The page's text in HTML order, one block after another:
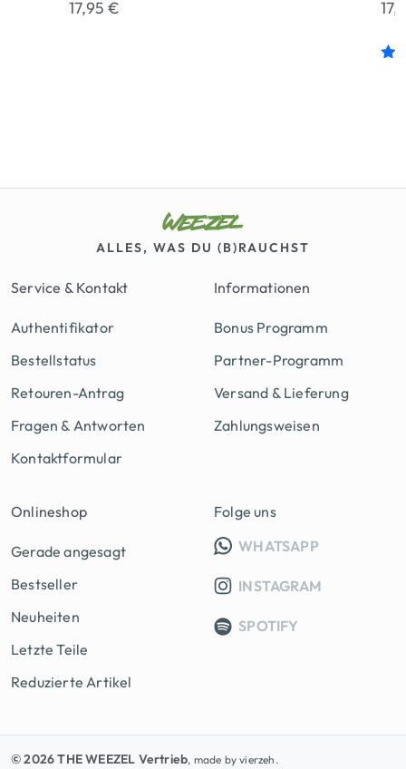
17,95€
ALLES, WAS DU (B)RAUCHST
Service & Kontakt
Authentifikator
Bestellstatus
Retouren-Antrag
Fragen & Antworten
Kontaktformular
Informationen
Bonus Programm
Partner-Programm
Versand & Lieferung
Zahlungsweisen
Onlineshop
Gerade angesagt
Bestseller
Neuheiten
Letzte Teile
Reduzierte Artikel
Folge uns
WHATSAPPINFO
INSTAGRAM
SPOTIFY
© 2026 THE WEEZEL Vertrieb, made byvierzeh.